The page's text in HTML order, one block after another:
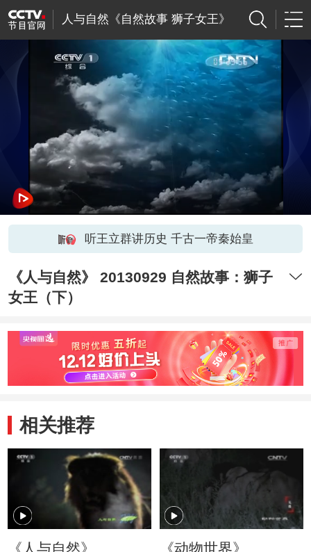
人与自然《自然故事 狮子女王》
听王立群讲历史 千古一帝秦始皇
《人与自然》 20130929 自然故事：狮子
女王（下）
相关推荐
《人与自然》
《动物世界》